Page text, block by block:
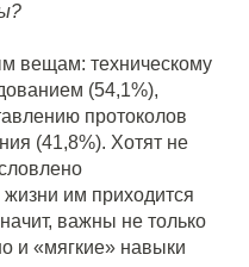
вещам: техническому
(54,1%),
протоколов
(41,8%). Хотят не
им приходится
важны не только
и «мягкие» навыки